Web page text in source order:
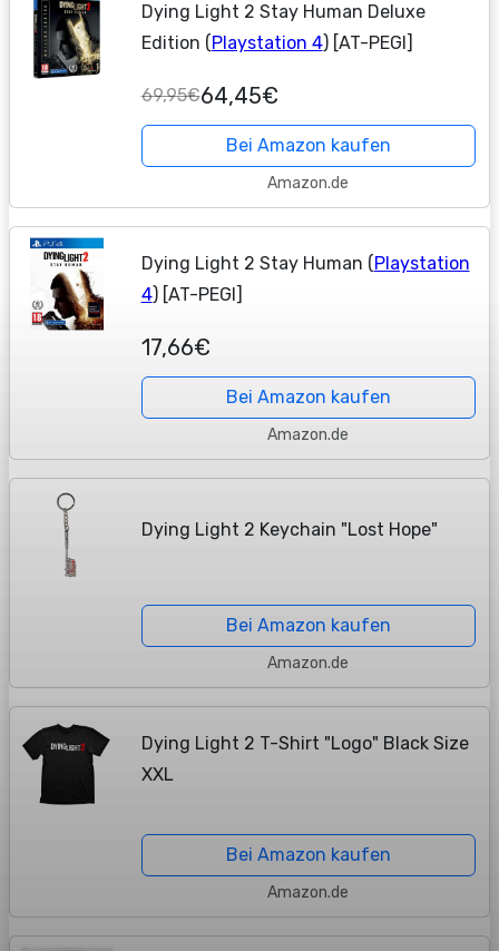
Dying Light 2 Stay Human Deluxe
Edition ( Playstation 4) [AT-PEGI]
69,95€64,45€
Bei Amazon kaufen
Amazon.de
Dying Light 2 Stay Human (Playstation
4) [AT-PEGI]
17,66€
Bei Amazon kaufen
Amazon.de
Dying Light 2 Keychain "Lost Hope"
Bei Amazon kaufen
Amazon.de
Dying Light 2 T-Shirt "Logo" Black Size
XXL
Bei Amazon kaufen
Amazon.de